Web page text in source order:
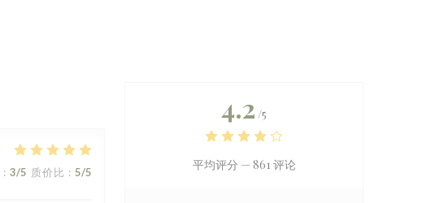
: 3/5 质价比 : 5/5
4.2 /5
平均评分 — 861 评论